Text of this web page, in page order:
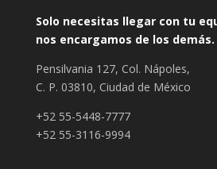
Solo necesitas llegar con tu
nos encargamos de los demás.
Pensilvania 127, Col. Nápoles,
C. P. 03810, Ciudad de México
+52 55-5448-7777
+52 55-3116-9994